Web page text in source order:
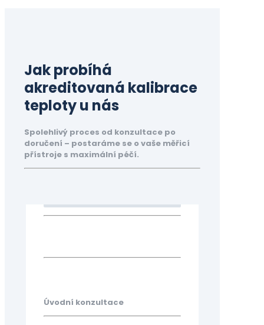
Jak probíhá
akreditovaná kalibrace
teploty u nás
Spolehlivý proces od konzultace po
doručení – postaráme se o vaše měřicí
přístroje s maximální péčí.
Úvodní konzultace